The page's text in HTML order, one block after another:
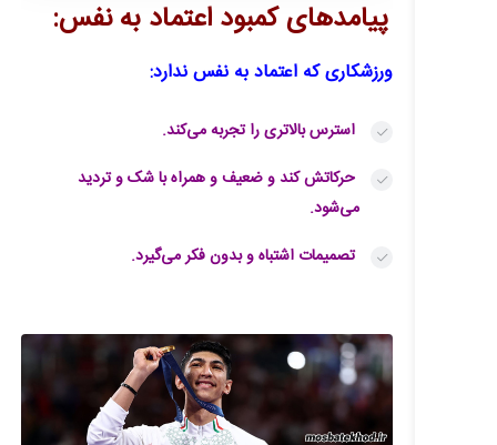
پیامدهای کمبود اعتماد به نفس:
ورزشکاری که اعتماد به نفس ندارد:
استرس بالاتری را تجربه می‌کند.
حرکاتش کند و ضعیف و همراه با شک و تردید
می‌شود.
تصمیمات اشتباه و بدون فکر می‌گیرد.